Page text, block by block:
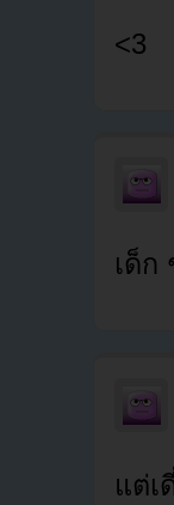
<3
เด็ก
แต่เ